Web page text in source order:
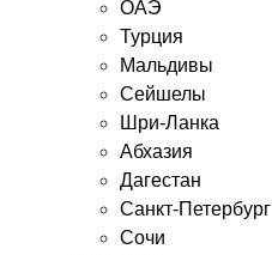
ОАЭ
Турция
Мальдивы
Сейшелы
Шри-Ланка
Абхазия
Дагестан
Санкт-Петербург
Сочи